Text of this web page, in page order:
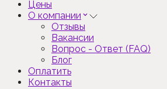
Цены
О компании
Отзывы
Вакансии
Вопрос - Ответ (FAQ)
Блог
Оплатить
Контакты